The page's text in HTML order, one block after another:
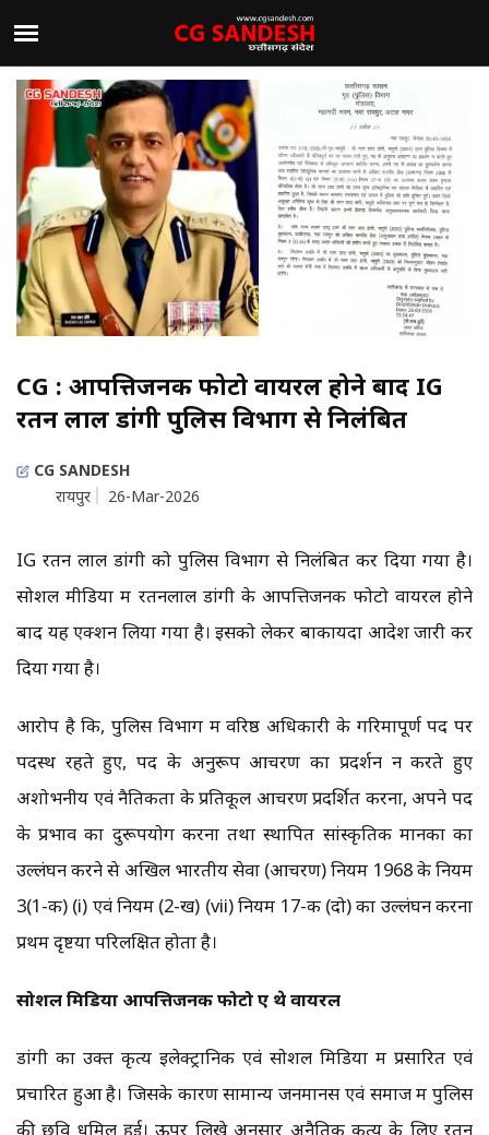
CG : आपत्तिजनक फोटो वायरल होने बाद IG
रतन लाल डांगी पुलिस विभाग से निलंबित
CG SANDESH
रायपुर
26-Mar-2026
IG रतन लाल डांगी को पुलिस विभाग से निलंबित कर दिया गया है।
सोशल मीडिया में रतनलाल डांगी के आपत्तिजनक फोटो वायरल होने
बाद यह एक्शन लिया गया है। इसको लेकर बाकायदा आदेश जारी कर
दिया गया है।
आरोप है कि, पुलिस विभाग में वरिष्ठ अधिकारी के गरिमापूर्ण पद पर
पदस्थ रहते हुए, पद के अनुरूप आचरण का प्रदर्शन न करते हुए
अशोभनीय एवं नैतिकता के प्रतिकूल आचरण प्रदर्शित करना, अपने पद
के प्रभाव का दुरूपयोग करना तथा स्थापित सांस्कृतिक मानकों का
उल्लंघन करने से अखिल भारतीय सेवा (आचरण) नियम 1968 के नियम
3(1-क) (i) एवं नियम (2-ख) (vii) नियम 17-क (दो) का उल्लंघन करना
प्रथम दृष्टया परिलक्षित होता है।
सोशल मिडिया आपत्तिजनक फोटो हुए थे वायरल
डांगी का उक्त कृत्य इलेक्ट्रानिक एवं सोशल मिडिया में प्रसारित एवं
प्रचारित हुआ है। जिसके कारण सामान्य जनमानस एवं समाज में पुलिस
की छवि धूमिल हुई। ऊपर लिखे अनुसार अनैतिक कृत्य के लिए रतन